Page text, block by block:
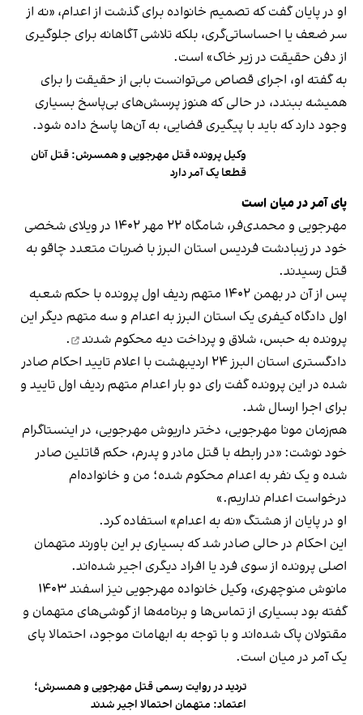
او در پایان گفت که تصمیم خانواده برای گذشت از اعدام، «نه از
سر ضعف یا احساساتی‌گری، بلکه تلاشی آگاهانه برای جلوگیری
از دفن حقیقت در زیر خاک» است.
به‌ گفته او، اجرای قصاص می‌توانست بابی از حقیقت را برای
همیشه ببندد، در حالی که هنوز پرسش‌های بی‌پاسخ بسیاری
وجود دارد که باید با پیگیری قضایی، به آن‌ها پاسخ داده شود.
وکیل پرونده قتل مهرجویی و همسرش: قتل آنان
قطعا یک آمر دارد
پای آمر در میان است
مهرجویی و محمدی‌فر، شامگاه ۲۲ مهر ۱۴۰۲ در ویلای شخصی‌
خود در زیبادشت فردیس استان البرز با ضربات متعدد چاقوبه
قتل رسیدند.
پس از آن در بهمن ۱۴۰۲ متهم ردیف اول پرونده با حکم شعبه
اول دادگاه کیفری یک استان البرز به اعدام و سه متهم دیگر این
پرونده به حبس، شلاق و پرداخت دیه محکوم شدند
.
دادگستری استان البرز ۲۴ اردیبهشت با اعلام تایید احکام صادر
شده در این پرونده گفت رای دو بار اعدام متهم ردیف اول تایید و
برای اجرا ارسال شد.
هم‌زمان مونا مهرجویی، دختر داریوش مهرجویی، در اینستاگرام
خود نوشت: «در رابطه با قتل مادر و پدرم، حکم قاتلین صادر
شده و یک نفر به اعدام محکوم شده؛ من و خانواده‌ام
درخواست اعدام نداریم.»
او در پایان از هشتگ «نه به اعدام» استفاده کرد.
این احکام در حالی صادر شد که بسیاری بر این باورند متهمان
اصلی پرونده از سوی فرد یا افراد دیگری اجیر شده‌اند.
مانوش منوچهری، وکیل خانواده مهرجویی نیز اسفند ۱۴۰۳
گفته بود بسیاری از تماس‌ها و برنامه‌ها از گوشی‌های متهمان و
مقتولان پاک شده‌اند و با توجه به ابهامات موجود، احتمالا پای
یک آمر در میان است.
تردید در روایت رسمی قتل مهرجویی و همسرش؛
اعتماد: متهمان احتمالا اجیر شدند